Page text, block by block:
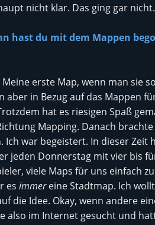
nicht klar. Das ging gar
hast du mit dem Mappen
erste Map, wenn man sie
aber in Bezug auf das Mappen
hat es riesigen Spaß
Mapping. Danach
Ich war begeistert. In dieser Zeit
jeden Donnerstag mit vier bis
viele Maps für uns einfach
es immereine Stadtmap. Ich
die Idee. Okay, wenn andere
also im Internet gesucht und